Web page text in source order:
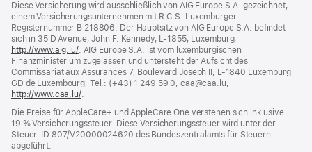
neues
Fenster)
Diese Versicherung wird ausschließlich von AIG Europe S.A. gezeichnet,
einem Versicherungsunternehmen mit R.C.S. Luxemburger
Registernummer B 218806. Der Hauptsitz von AIG Europe S.A. befindet
sich in 35 D Avenue, John F. Kennedy, L‑1855, Luxemburg,
http://www.aig.lu/(Öffnet
ein
neues
Fenster)
. AIG Europe S.A. ist vom luxemburgischen
Finanzministerium zugelassen und untersteht der Aufsicht des
Commissariat aux Assurances 7, Boulevard Joseph II, L‑1840 Luxemburg,
GD de Luxembourg, Tel.: (+43) 1 249 59 0, caa@caa.lu,
http://www.caa.lu/(Öffnet
neues
Fenster)
.
Die Preise für AppleCare+ und AppleCare One verstehen sich inklusive
19 % Versicherungssteuer. Diese Versicherungssteuer wird unter der
Steuer‑ID 807/V20000024620 des Bundeszentralamts für Steuern
abgeführt.